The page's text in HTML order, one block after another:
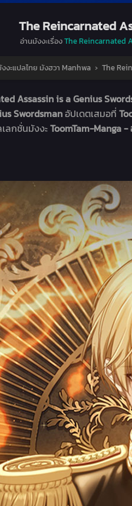
The Reincarnated
อ่านมังงะเรื่องThe Reincarnated
งะแปลไทย มังฮวา Manhwa › The
Assassin is a Genius
Swordsmanอัปเดตเสมอที่
ลกชั่นมังงะToomTam-Manga